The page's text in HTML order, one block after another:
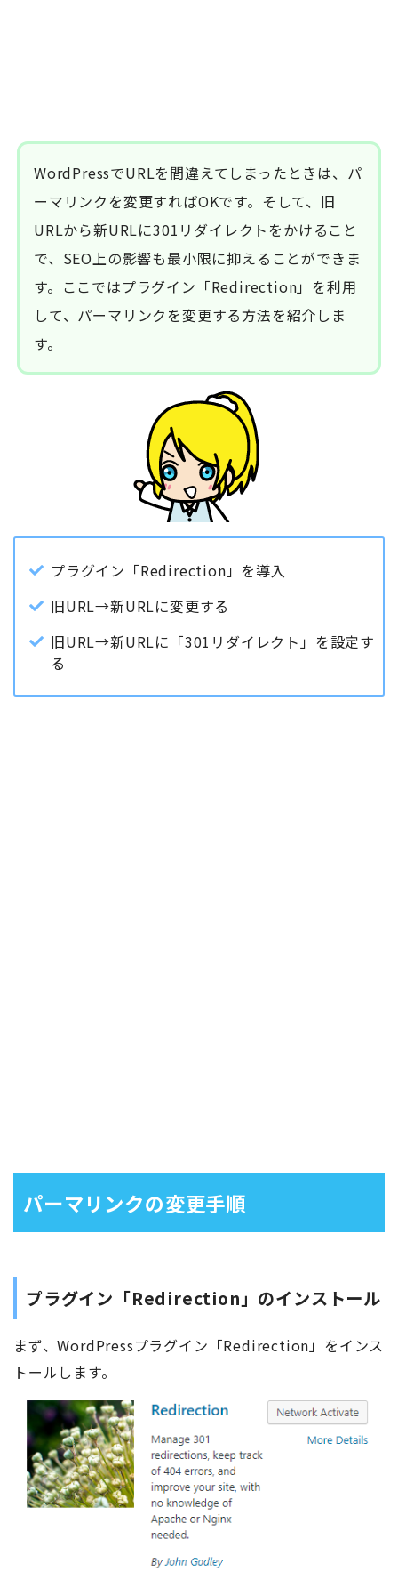
WordPressでURLを間違えてしまったときは、パ
ーマリンクを変更すればOKです。そして、旧
URLから新URLに301リダイレクトをかけること
で、SEO上の影響も最小限に抑えることができま
す。ここではプラグイン「Redirection」を利用
して、パーマリンクを変更する方法を紹介しま
す。
プラグイン「Redirection」を導入
旧URL→新URLに変更する
旧URL→新URLに「301リダイレクト」を設定す
る
パーマリンクの変更手順
プラグイン「Redirection」のインストール
まず、WordPressプラグイン「Redirection」をインス
トールします。